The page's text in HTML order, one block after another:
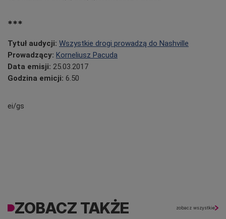
***
Tytuł audycji: Wszystkie drogi prowadzą do Nashville
Prowadzący: Korneliusz Pacuda
Data emisji: 25.03.2017
Godzina emicji: 6.50
ei/gs
ZOBACZ TAKŻE zobacz wszystkie